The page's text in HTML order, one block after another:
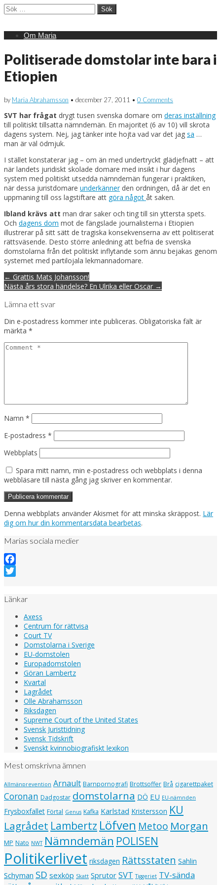
Sök
efter:
Main
Skip
Om Maria
Politiserade domstolar inte bara i
Etiopien
by Maria Abrahamsson • december 27, 2011 • 0 Comments
SVT har frågat drygt tusen svenska domare om deras inställning
till politiskt tillsatta nämndemän. En majoritet (6 av 10) vill skrota
dagens system. Nej, jag tänker inte hojta vad var det jag sa …
man är väl ödmjuk.
I stället konstaterar jag – om än med undertryckt glädjefnatt – att
när landets juridiskt skolade domare med insikt i hur dagens
system med politiskt utsedda nämndemän fungerar i praktiken,
när dessa juristdomare underkännerden ordningen, då är det en
uppmaning till oss lagstiftare att göra något åt saken.
Ibland krävs att man drar saker och ting till sin yttersta spets.
Och dagens dom mot de fängslade journalisterna i Etiopien
illustrerar på sitt sätt de tragiska konsekvenserna av ett politiserat
rättsväsende. Desto större anledning att befria de svenska
domstolarna från det politiskt inflytande som ännu bejakas genom
systemet med partilojala lekmannadomare.
Post
navigation
← Grattis Mats Johansson!
Nästa års stora händelse? En Ulrika eller Oscar →
Lämna ett svar
Din e-postadress kommer inte publiceras. Obligatoriska fält är
märkta *
Namn *
E-postadress *
Webbplats
Spara mitt namn, min e-postadress och webbplats i denna
webbläsare till nästa gång jag skriver en kommentar.
Denna webbplats använder Akismet för att minska skräppost. Lär
dig om hur din kommentarsdata bearbetas.
Marias sociala medier
Facebook
Länkar
Axess
Centrum för rättvisa
Court TV
Domstolarna i Sverige
EU-domstolen
Europadomstolen
Göran Lambertz
Kvartal
Lagrådet
Olle Abrahamsson
Riksdagen
Supreme Court of the United States
Svensk Juristtidning
Svensk Tidskrift
Svenskt kvinnobiografiskt lexikon
Mest omskrivna ämnen
Allmänprevention Arnault Barnpornografi Brottsoffer Brå cigarettpaket
Coronan Dadgostar domstolarna DÖ EU EU-nämnden
Frysboxfallet Förtal Genus Kafka Karlstad Kristersson KU
Lagrådet Lambertz Löfven Metoo Morgan
MP Nato NWT Nämndemän POLISEN
Politikerlivet riksdagen Rättsstaten Sahlin
Schyman SD sexköp Skatt Sprutor SVT Tiggeriet TV-sända